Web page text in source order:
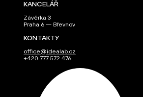
KANCELÁŘ
Závěrka 3
Praha 6 — Břevnov
KONTAKTY
office@idealab.cz
+420 777 572 476